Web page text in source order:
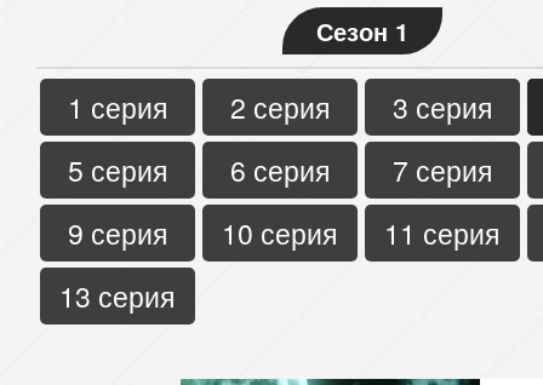
Сезон 1
1 серия 2 серия
3 серия
5 серия
6 серия
7 серия
9 серия
10 серия
11 серия
13 серия